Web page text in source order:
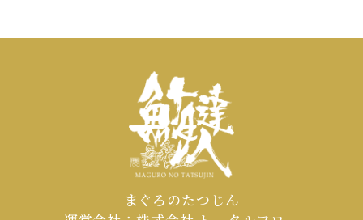
まぐろのたつじん